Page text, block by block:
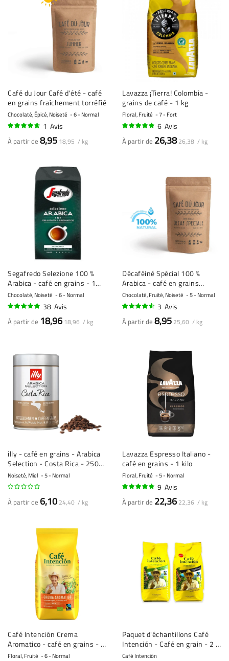
Café du Jour Café d'été - café
en grains fraîchement torréfié
Chocolaté, Épicé, Noiseté 6 - Normal
1 Avis
À partir de 8,95 18,95 / kg
Lavazza ¡Tierra! Colombia -
grains de café - 1 kg
Floral, Fruité 7 - Fort
6 Avis
À partir de 26,38 26,38 / kg
Segafredo Selezione 100 %
Arabica - café en grains - 1
kilo
Chocolaté, Noiseté 6 - Normal
38 Avis
À partir de 18,96 18,96 / kg
Décaféiné Spécial 100 %
Arabica - café en grains
fraîchement torréfié
Chocolaté, Fruité, Noiseté 5 - Normal
3 Avis
À partir de 8,95 25,60 / kg
illy - café en grains - Arabica
Selection - Costa Rica - 250
grammes
Noiseté, Miel 5 - Normal
À partir de 6,10 24,40 / kg
Lavazza Espresso Italiano -
café en grains - 1 kilo
Floral, Fruité 5 - Normal
9 Avis
À partir de 22,36 22,36 / kg
Café Intención Crema
Aromatico - café en grains - 1
kilo
Floral, Fruité 6 - Normal
Paquet d'échantillons Café
Intención - Café en grain - 2 x
1 kilo
Café Intención